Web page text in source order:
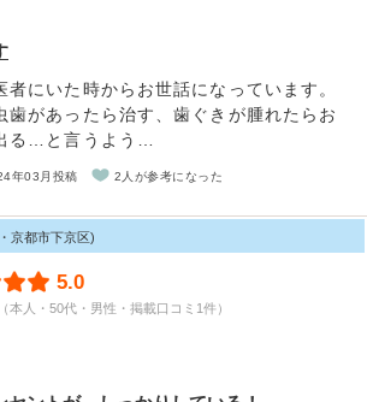
にいた時からお世話になっています。
歯があったら治す、歯ぐきが腫れたらお
る…と言うよう…
年03月投稿 2人が参考になった
京都市下京区)
5.0
本人・50代・男性・掲載口コミ1件）